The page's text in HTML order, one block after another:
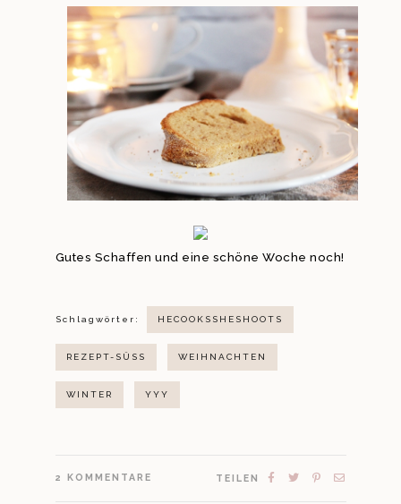
Gutes Schaffen und eine schöne Woche noch!
Schlagwörter: HECOOKSSHESHOOTS
REZEPT-SÜSS WEIHNACHTEN
WINTER YYY
2 KOMMENTARE TEILEN